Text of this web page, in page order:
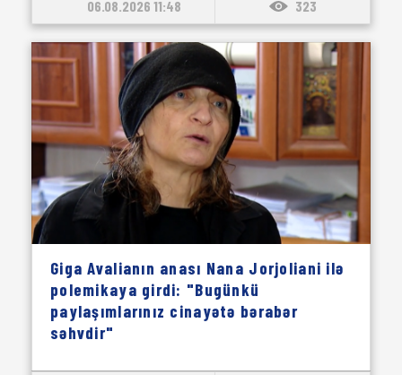
06.08.2026 11:48 323
Giga Avalianın anası Nana Jorjoliani ilə
polemikaya girdi: "Bugünkü
paylaşımlarınız cinayətə bərabər
səhvdir"